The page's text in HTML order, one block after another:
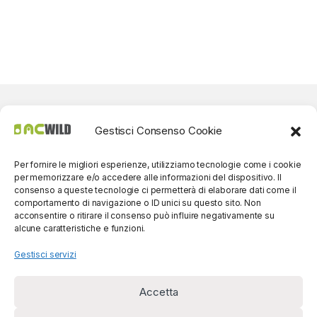
Gestisci Consenso Cookie
Per fornire le migliori esperienze, utilizziamo tecnologie come i cookie
per memorizzare e/o accedere alle informazioni del dispositivo. Il
consenso a queste tecnologie ci permetterà di elaborare dati come il
comportamento di navigazione o ID unici su questo sito. Non
acconsentire o ritirare il consenso può influire negativamente su
alcune caratteristiche e funzioni.
Gestisci servizi
Accetta